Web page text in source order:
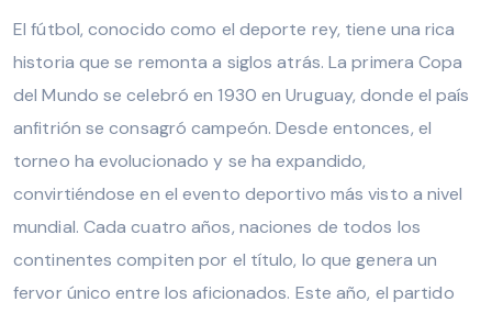
El fútbol, conocido como el deporte rey, tiene una rica
historia que se remonta a siglos atrás. La primera Copa
del Mundo se celebró en 1930 en Uruguay, donde el país
anfitrión se consagró campeón. Desde entonces, el
torneo ha evolucionado y se ha expandido,
convirtiéndose en el evento deportivo más visto a nivel
mundial. Cada cuatro años, naciones de todos los
continentes compiten por el título, lo que genera un
fervor único entre los aficionados. Este año, el partido